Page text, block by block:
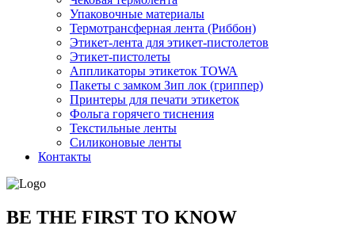
Упаковочные материалы
Термотрансферная лента (Риббон)
Этикет-лента для этикет-пистолетов
Этикет-пистолеты
Аппликаторы этикеток TOWA
Пакеты с замком Зип лок (гриппер)
Принтеры для печати этикеток
Фольга горячего тиснения
Текстильные ленты
Силиконовые ленты
Контакты
BE THE FIRST TO KNOW